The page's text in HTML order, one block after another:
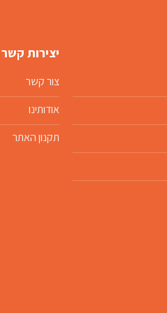
יצירות קשר
צור קשר
אודותינו
תקנון האתר